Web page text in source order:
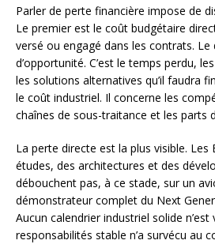
Parler de perte financière impose de
Le premier est le coût budgétaire
versé ou engagé dans les contrats.
d’opportunité. C’est le temps perdu,
les solutions alternatives qu’il faudra
le coût industriel. Il concerne les
chaînes de sous-traitance et les parts
La perte directe est la plus visible. Les
études, des architectures et des
débouchent pas, à ce stade, sur un
démonstrateur complet du Next
Aucun calendrier industriel solide
responsabilités stable n’a survécu au